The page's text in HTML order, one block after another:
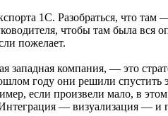
1С. Разобраться, что
чтобы там была вся
пожелает.
западная компания, — это
году они решили
если произвели мало, в
— визуализация — и